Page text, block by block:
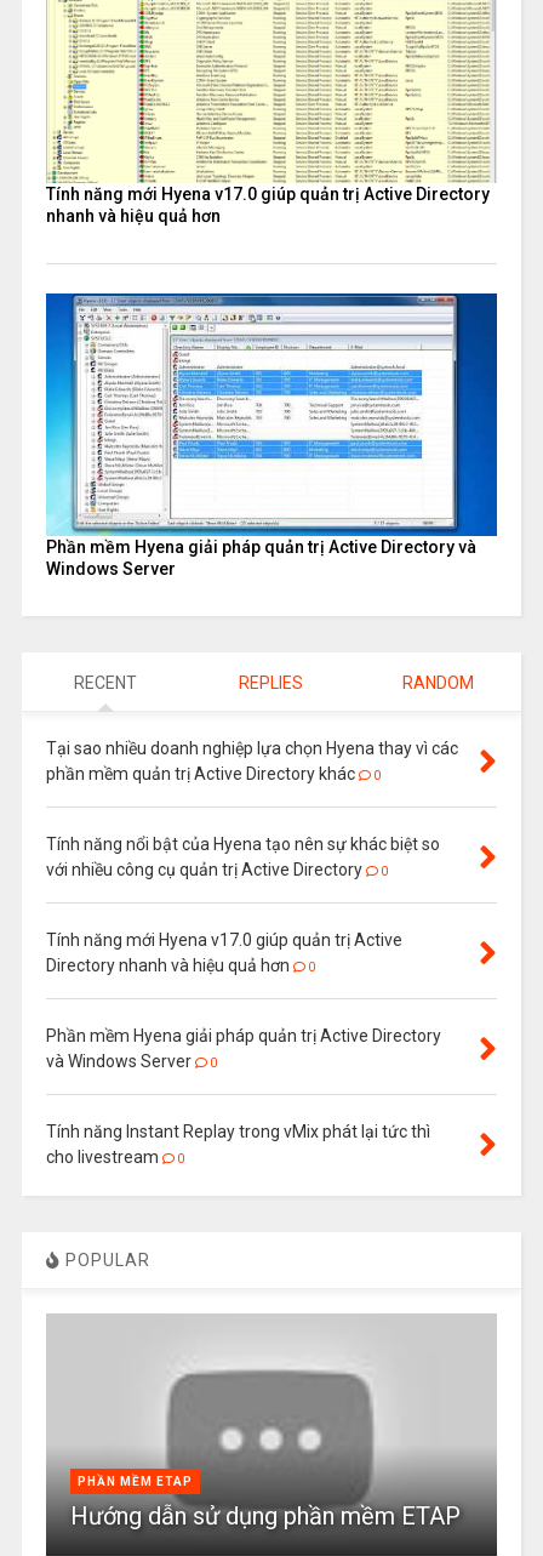
Tính năng mới Hyena v17.0 giúp quản trị Active Directory
nhanh và hiệu quả hơn
Phần mềm Hyena giải pháp quản trị Active Directory và
Windows Server
RECENT REPLIES RANDOM
Tại sao nhiều doanh nghiệp lựa chọn Hyena thay vì các
phần mềm quản trị Active Directory khác
0
Tính năng nổi bật của Hyena tạo nên sự khác biệt so
với nhiều công cụ quản trị Active Directory
0
Tính năng mới Hyena v17.0 giúp quản trị Active
Directory nhanh và hiệu quả hơn
0
Phần mềm Hyena giải pháp quản trị Active Directory
và Windows Server
0
Tính năng Instant Replay trong vMix phát lại tức thì
cho livestream
0
POPULAR
PHẦN MỀM ETAP
Hướng dẫn sử dụng phần mềm ETAP